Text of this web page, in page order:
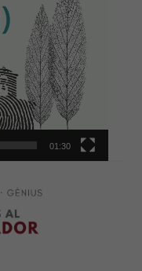
01:30